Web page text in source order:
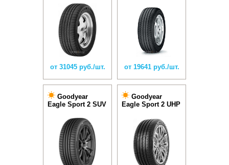
от 31045 руб./шт. от 19641 руб./шт.
Goodyear
Eagle Sport 2 SUV
Goodyear
Eagle Sport 2 UHP